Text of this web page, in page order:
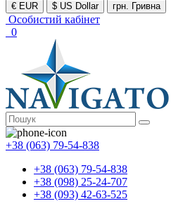
€ EUR
$ US Dollar грн. Гривна
Особистий кабінет
0
+38 (063) 79-54-838
+38 (063) 79-54-838
+38 (098) 25-24-707
+38 (093) 42-63-525